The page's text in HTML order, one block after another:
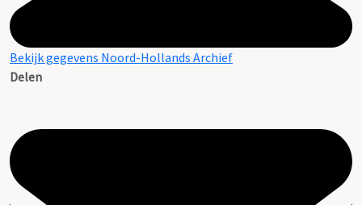
Bekijk gegevens Noord-Hollands Archief
Delen